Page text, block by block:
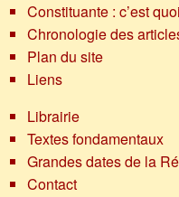
Constituante : c’est
Chronologie des
Plan du site
Liens
Librairie
Textes fondamentaux
Grandes dates de la
Contact